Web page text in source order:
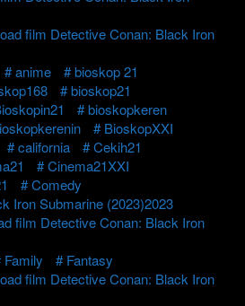
film Detective Conan: Black Iron
anime
bioskop 21
bioskop21
bioskopkeren
BioskopXXI
california
Cekih21
Cinema21XXI
Comedy
Iron Submarine (2023)2023
film Detective Conan: Black Iron
Family
Fantasy
film Detective Conan: Black Iron